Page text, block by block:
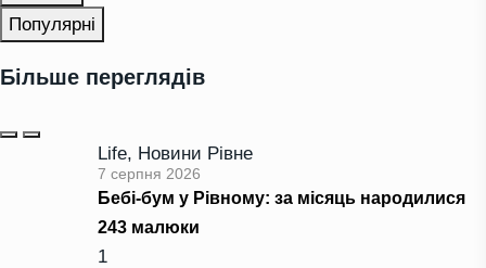
Популярні
Більше переглядів
Life, Новини Рівне
7 серпня 2026
Бебі-бум у Рівному: за місяць народилися
243 малюки
1